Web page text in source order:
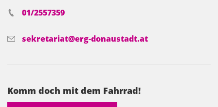
01/2557359
sekretariat@erg-donaustadt.at
Komm doch mit dem Fahrrad!